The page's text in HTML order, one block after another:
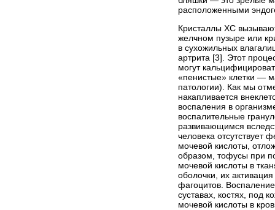
расположенными
Кристаллы ХС
желчном пузыре или
в сухожильных
артрита [3]. Этот
могут
«пенистые» клетки —
патологии). Как мы
накапливается
воспаления в
воспалительные
развивающимся
человека отсутствует
мочевой кислоты,
образом, тофусы при
мочевой кислоты в
оболочки, их
фагоцитов.
суставах, костях, под
мочевой кислоты в